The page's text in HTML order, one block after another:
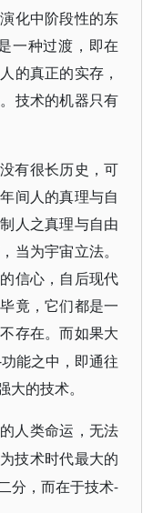
化中阶段性的东
一种过渡，即在
的真正的实存，
技术的机器只有
有很长历史，可
间人的真理与自
人之真理与自由
当为宇宙立法。
信心，自后现代
竟，它们都是一
存在。而如果大
功能之中，即通往
大的技术。
人类命运，无法
技术时代最大的
分，而在于技术-